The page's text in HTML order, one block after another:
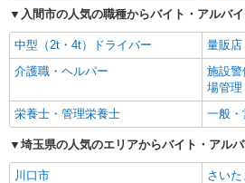
入間市の人気の職種からバイト・アルバ
中型（2t・4t）ドライバー
量販店
介護職・ヘルパー
施設警
場管理
栄養士・管理栄養士
一般・
埼玉県の人気のエリアからバイト・アル
川口市
さい